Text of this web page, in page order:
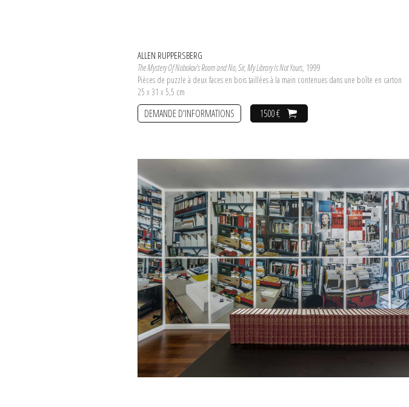
ALLEN RUPPERSBERG
The Mystery Of Nobokov's Room and No, Sir, My Library Is Not Yours, 1999
Pièces de puzzle à deux faces en bois taillées à la main contenues dans une boîte en carton
25 x 31 x 5,5 cm
1500 €
DEMANDE D'INFORMATIONS